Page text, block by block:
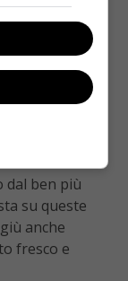
poi
molto
certo
d’ordine,
. In fondo dei 12
è
dal ben più
su queste
anche
fresco e